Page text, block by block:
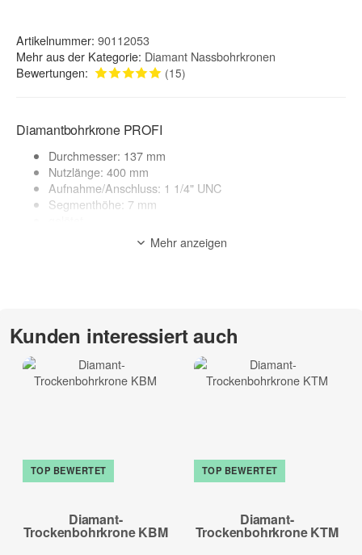
Artikelnummer: 90112053
Mehr aus der Kategorie: Diamant Nassbohrkronen
Bewertungen:
(15)
Diamantbohrkrone PROFI
Durchmesser: 137 mm
Nutzlänge: 400 mm
Aufnahme/Anschluss: 1 1/4" UNC
Segmenthöhe: 7 mm
Made in Germany
geeignete Maschinen: Kernbohrgerät, Bohrmaschinen
Kalksandstein hochverdichtet, Mauerwerk (hart), Ziegel (hart),
Poroton, Kalksandstein, Ziegel (mittelhart), Mauerwerk
(mittelhart), Leichtbeton, Klinker (weich), Ziegel (weich),
Mauerwerk (weich), Porenbeton
Mehr anzeigen
Kunden interessiert auch
TOP BEWERTET
Diamant-
Trockenbohrkrone KBM
TOP BEWERTET
Diamant-
Trockenbohrkrone KTM